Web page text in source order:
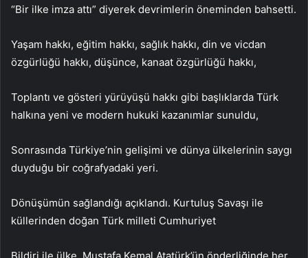
“Bir ilke imza attı” diyerek devrimlerin öneminden bahsetti.
Yaşam hakkı, eğitim hakkı, sağlık hakkı, din ve vicdan
özgürlüğü hakkı, düşünce, kanaat özgürlüğü hakkı,
Toplantı ve gösteri yürüyüşü hakkı gibi başlıklarda Türk
halkına yeni ve modern hukuki kazanımlar sunuldu,
Sonrasında Türkiye’nin gelişimi ve dünya ülkelerinin saygı
duyduğu bir coğrafyadaki yeri.
Dönüşümün sağlandığı açıklandı. Kurtuluş Savaşı ile
küllerinden doğan Türk milleti Cumhuriyet
Bildiri ile ülke, Mustafa Kemal Atatürk’ün önderliğinde her